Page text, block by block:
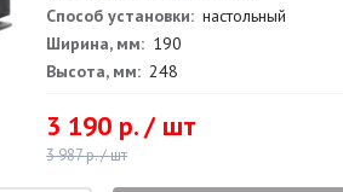
Способ установки: настольный
Ширина, мм: 190
Высота, мм: 248
3 190 р. / шт
3 987 р. / шт